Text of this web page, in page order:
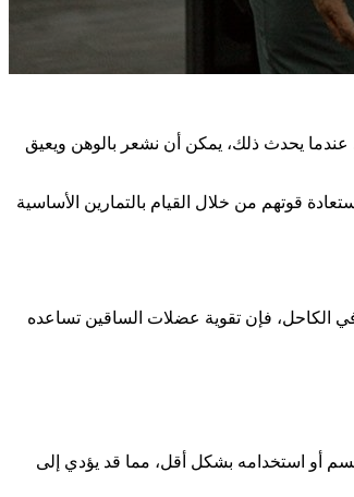
عندما يحدث ذلك، يمكن أن نشعر بالوهن ويعيق
قوتهم من خلال القيام بالتمارين الأساسية
الكاحل، فإن تقوية عضلات الساقين تساعده
أو استخدامه بشكل أقل، مما قد يؤدي إلى